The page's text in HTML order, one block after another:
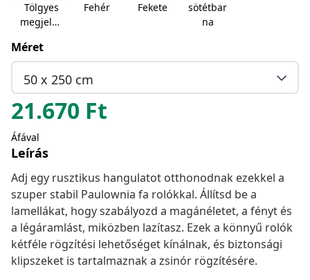
Tölgyes
megjelen
Fehér Fekete
sötétbar
na
Méret
50 x 250 cm
21.670 Ft
Áfával
Leírás
Adj egy rusztikus hangulatot otthonodnak ezekkel a
szuper stabil Paulownia fa rolókkal. Állítsd be a
lamellákat, hogy szabályozd a magánéletet, a fényt és
a légáramlást, miközben lazítasz. Ezek a könnyű rolók
kétféle rögzítési lehetőséget kínálnak, és biztonsági
klipszeket is tartalmaznak a zsinór rögzítésére.